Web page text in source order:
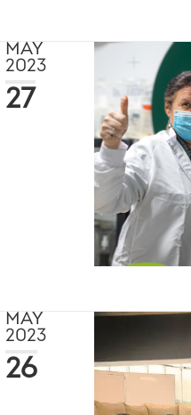
MAY
2023
27
MAY
2023
26